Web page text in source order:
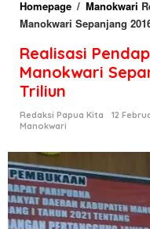
Homepage / Manokwari
Manokwari Sepanjang
Realisasi
Manokwari
Triliun
Redaksi Papua Kita
12
Manokwari